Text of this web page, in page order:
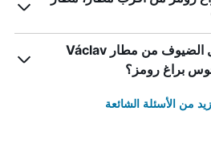
ما هي أفضل طريقة لينتقل الضيوف من مطار Václav
من الأسئلة الشائعة